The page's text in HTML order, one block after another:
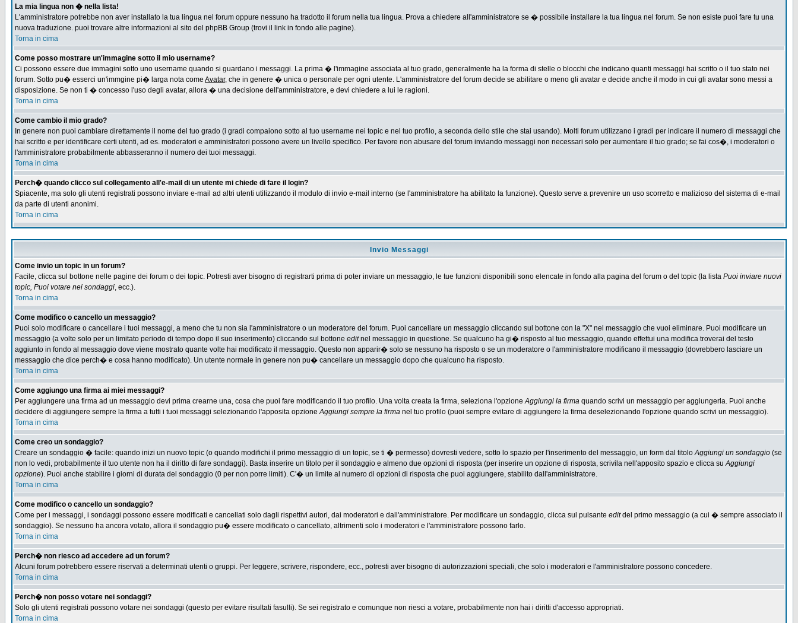
La mia lingua non � nella lista!
L'amministratore potrebbe non aver installato la tua lingua nel forum oppure nessuno ha tradotto il forum nella tua lingua. Prova a chiedere all'amministratore se � possibile installare la tua lingua nel forum. Se non esiste puoi fare tu una
nuova traduzione. puoi trovare altre informazioni al sito del phpBB Group (trovi il link in fondo alle pagine).
Torna in cima
Come posso mostrare un'immagine sotto il mio username?
Ci possono essere due immagini sotto uno username quando si guardano i messaggi. La prima � l'immagine associata al tuo grado, generalmente ha la forma di stelle o blocchi che indicano quanti messaggi hai scritto o il tuo stato nei
forum. Sotto pu� esserci un'immgine pi� larga nota come Avatar, che in genere � unica o personale per ogni utente. L'amministratore del forum decide se abilitare o meno gli avatar e decide anche il modo in cui gli avatar sono messi a
disposizione. Se non ti � concesso l'uso degli avatar, allora � una decisione dell'amministratore, e devi chiedere a lui le ragioni.
Torna in cima
Come cambio il mio grado?
In genere non puoi cambiare direttamente il nome del tuo grado (i gradi compaiono sotto al tuo username nei topic e nel tuo profilo, a seconda dello stile che stai usando). Molti forum utilizzano i gradi per indicare il numero di messaggi che
hai scritto e per identificare certi utenti, ad es. moderatori e amministratori possono avere un livello specifico. Per favore non abusare del forum inviando messaggi non necessari solo per aumentare il tuo grado; se fai cos�, i moderatori o
l'amministratore probabilmente abbasseranno il numero dei tuoi messaggi.
Torna in cima
Perch� quando clicco sul collegamento all'e-mail di un utente mi chiede di fare il login?
Spiacente, ma solo gli utenti registrati possono inviare e-mail ad altri utenti utilizzando il modulo di invio e-mail interno (se l'amministratore ha abilitato la funzione). Questo serve a prevenire un uso scorretto e malizioso del sistema di e-mail
da parte di utenti anonimi.
Torna in cima
Invio Messaggi
Come invio un topic in un forum?
Facile, clicca sul bottone nelle pagine dei forum o dei topic. Potresti aver bisogno di registrarti prima di poter inviare un messaggio, le tue funzioni disponibili sono elencate in fondo alla pagina del forum o del topic (la lista Puoi inviare nuovi
topic, Puoi votare nei sondaggi, ecc.).
Torna in cima
Come modifico o cancello un messaggio?
Puoi solo modificare o cancellare i tuoi messaggi, a meno che tu non sia l'amministratore o un moderatore del forum. Puoi cancellare un messaggio cliccando sul bottone con la "X" nel messaggio che vuoi eliminare. Puoi modificare un
messaggio (a volte solo per un limitato periodo di tempo dopo il suo inserimento) cliccando sul bottone editnel messaggio in questione. Se qualcuno ha gi� risposto al tuo messaggio, quando effettui una modifica troverai del testo
aggiunto in fondo al messaggio dove viene mostrato quante volte hai modificato il messaggio. Questo non apparir� solo se nessuno ha risposto o se un moderatore o l'amministratore modificano il messaggio (dovrebbero lasciare un
messaggio che dice perch� e cosa hanno modificato). Un utente normale in genere non pu� cancellare un messaggio dopo che qualcuno ha risposto.
Torna in cima
Come aggiungo una firma ai miei messaggi?
Per aggiungere una firma ad un messaggio devi prima crearne una, cosa che puoi fare modificando il tuo profilo. Una volta creata la firma, seleziona l'opzioneAggiungi la firma quando scrivi un messaggio per aggiungerla. Puoi anche
decidere di aggiungere sempre la firma a tutti i tuoi messaggi selezionando l'apposita opzioneAggiungi sempre la firma nel tuo profilo (puoi sempre evitare di aggiungere la firma deselezionando l'opzione quando scrivi un messaggio).
Torna in cima
Come creo un sondaggio?
Creare un sondaggio � facile: quando inizi un nuovo topic (o quando modifichi il primo messaggio di un topic, se ti � permesso) dovresti vedere, sotto lo spazio per l'inserimento del messaggio, un form dal titoloAggiungi un sondaggio (se
non lo vedi, probabilmente il tuo utente non ha il diritto di fare sondaggi). Basta inserire un titolo per il sondaggio e almeno due opzioni di risposta (per inserire un opzione di risposta, scrivila nell'apposito spazio e clicca suAggiungi
opzione). Puoi anche stabilire i giorni di durata del sondaggio (0 per non porre limiti). C'� un limite al numero di opzioni di risposta che puoi aggiungere, stabilito dall'amministratore.
Torna in cima
Come modifico o cancello un sondaggio?
Come per i messaggi, i sondaggi possono essere modificati e cancellati solo dagli rispettivi autori, dai moderatori e dall'amministratore. Per modificare un sondaggio, clicca sul pulsante editdel primo messaggio (a cui � sempre associato il
sondaggio). Se nessuno ha ancora votato, allora il sondaggio pu� essere modificato o cancellato, altrimenti solo i moderatori e l'amministratore possono farlo.
Torna in cima
Perch� non riesco ad accedere ad un forum?
Alcuni forum potrebbero essere riservati a determinati utenti o gruppi. Per leggere, scrivere, rispondere, ecc., potresti aver bisogno di autorizzazioni speciali, che solo i moderatori e l'amministratore possono concedere.
Torna in cima
Perch� non posso votare nei sondaggi?
Solo gli utenti registrati possono votare nei sondaggi (questo per evitare risultati fasulli). Se sei registrato e comunque non riesci a votare, probabilmente non hai i diritti d'accesso appropriati.
Torna in cima